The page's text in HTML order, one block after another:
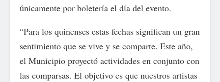
únicamente por boletería el día del evento.
“Para los quinenses estas fechas significan un gran
sentimiento que se vive y se comparte. Este año,
el Municipio proyectó actividades en conjunto con
las comparsas. El objetivo es que nuestros artistas